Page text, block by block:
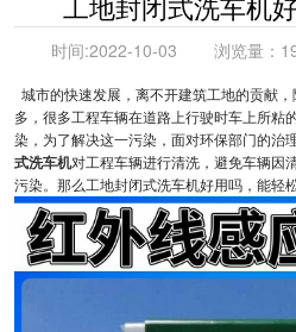
时间:2022-10-03 浏览量：
城市的快速发展，离不开建筑工地的贡献
多，很多工程车辆在道路上行驶时车上所粘
染，为了解决这一污染，面对环保部门的治
式洗车机对工程车辆进行清洗，避免车辆因
污染。那么工地封闭式洗车机好用吗，能轻